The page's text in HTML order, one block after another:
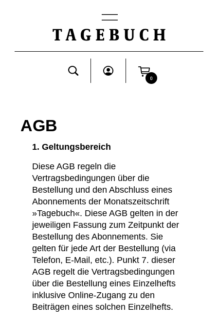
0
AGB
1. Geltungsbereich
Diese AGB regeln die
Vertragsbedingungen über die
Bestellung und den Abschluss eines
Abonnements der Monatszeitschrift
»Tagebuch«. Diese AGB gelten in der
jeweiligen Fassung zum Zeitpunkt der
Bestellung des Abonnements. Sie
gelten für jede Art der Bestellung (via
Telefon, E-Mail, etc.). Punkt 7. dieser
AGB regelt die Vertragsbedingungen
über die Bestellung eines Einzelhefts
inklusive Online-Zugang zu den
Beiträgen eines solchen Einzelhefts.